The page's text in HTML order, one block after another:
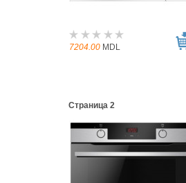
7204.00 MDL
Страница 2